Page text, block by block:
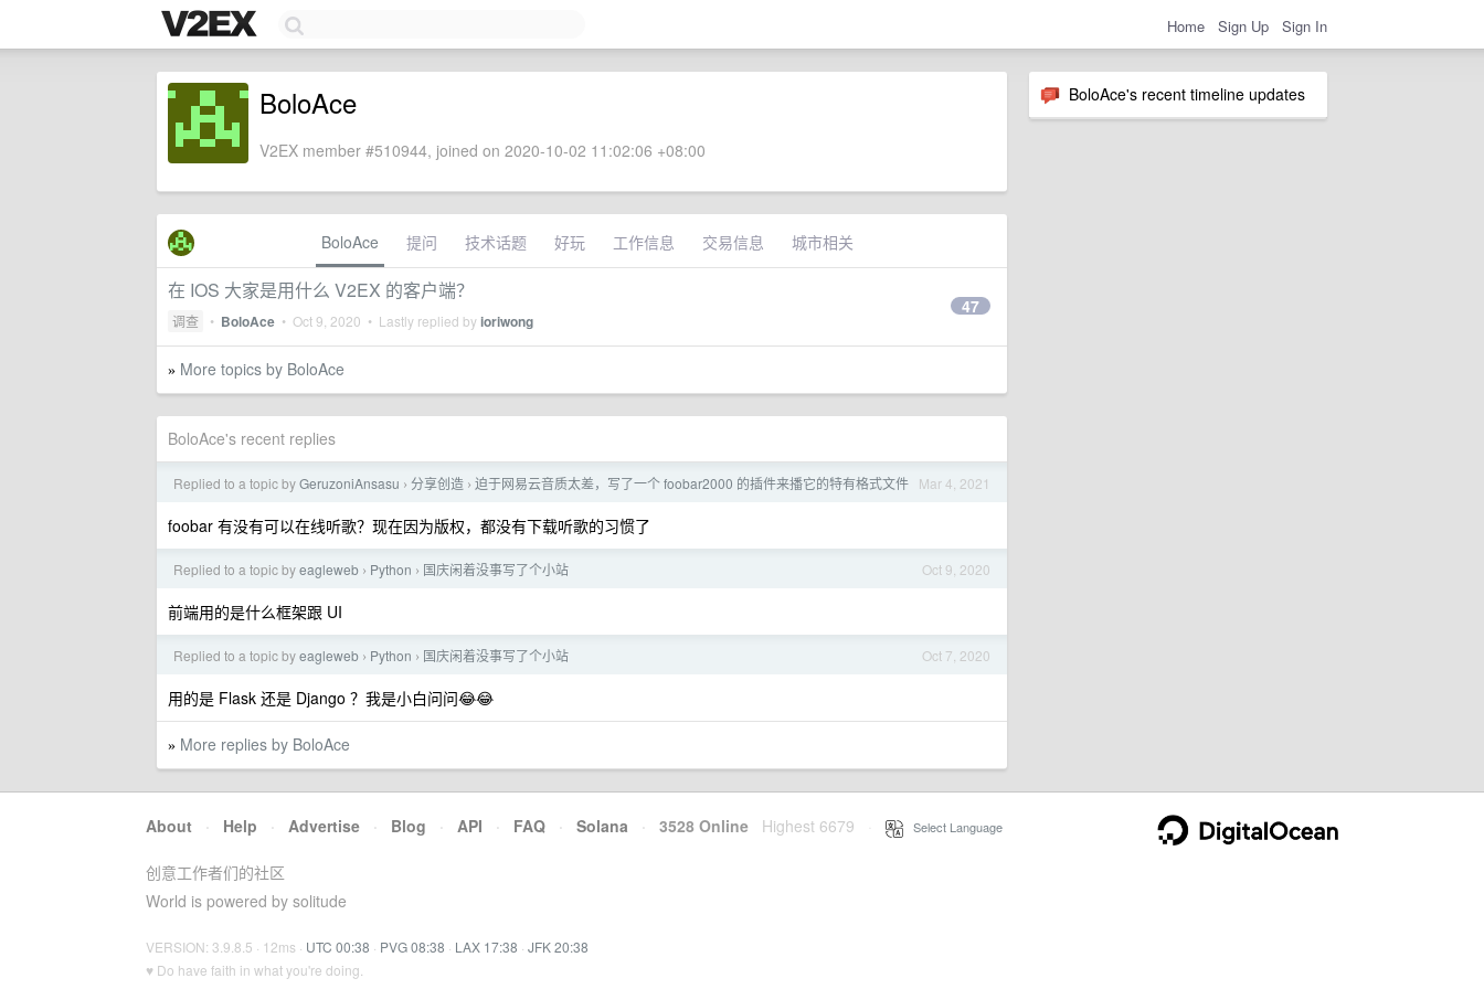
Home Sign Up Sign In
BoloAce's recent timeline updates
BoloAce
V2EX member #510944, joined on 2020-10-02 11:02:06 +08:00
BoloAce 提问 技术话题 好玩 工作信息 交易信息 城市相关
在 IOS 大家是用什么 V2EX 的客户端？
调查 • BoloAce • Oct 9, 2020 • Lastly replied byioriwong
47
» More topics by BoloAce
BoloAce's recent replies
Mar 4, 2021
Replied to a topic byGeruzoniAnsasu › 分享创造 › 迫于网易云音质太差，写了一个 foobar2000 的插件来播它的特有格式文件
foobar 有没有可以在线听歌？现在因为版权，都没有下载听歌的习惯了
Oct 9, 2020
Replied to a topic byeagleweb › Python › 国庆闲着没事写了个小站
前端用的是什么框架跟 UI
Oct 7, 2020
Replied to a topic byeagleweb › Python › 国庆闲着没事写了个小站
用的是 Flask 还是 Django ？我是小白问问😂😂
» More replies by BoloAce
About · Help · Advertise · Blog · API · FAQ · Solana · 3528 Online Highest 6679 Select Language
创意工作者们的社区
World is powered by solitude
VERSION: 3.9.8.5 · 12ms · UTC 00:38 · PVG 08:38 · LAX 17:38 · JFK 20:38
♥ Do have faith in what you're doing.